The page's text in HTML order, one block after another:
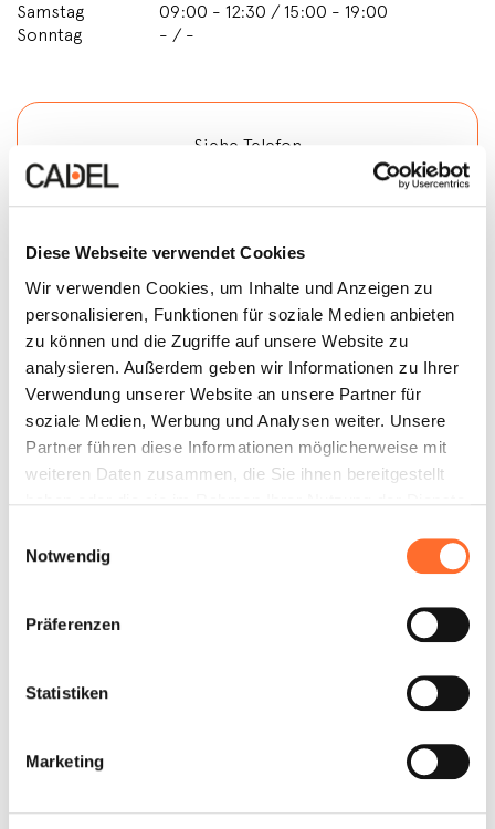
Diese Webseite verwendet Cookies
Wir verwenden Cookies, um Inhalte und Anzeigen zu
personalisieren, Funktionen für soziale Medien anbieten
zu können und die Zugriffe auf unsere Website zu
analysieren. Außerdem geben wir Informationen zu Ihrer
Verwendung unserer Website an unsere Partner für
soziale Medien, Werbung und Analysen weiter. Unsere
Partner führen diese Informationen möglicherweise mit
weiteren Daten zusammen, die Sie ihnen bereitgestellt
Notwendig
Präferenzen
Statistiken
Marketing
Samstag
09:00 - 12:30 / 15:00 - 19:00
Sonntag
- / -
Siehe Telefon
Siehe E-Mail
Kontakt